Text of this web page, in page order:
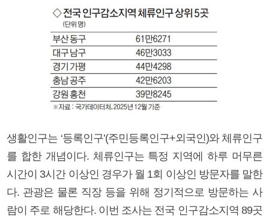
생활인구는 ‘등록인구’(주민등록인구+외국인)와 체류인구
를 합한 개념이다. 체류인구는 특정 지역에 하루 머무른
시간이 3시간 이상인 경우가 월 1회 이상인 방문자를 말한
다. 관광은 물론 직장 등을 위해 정기적으로 방문하는 사
람이 주로 해당한다. 이번 조사는 전국 인구감소지역 89곳